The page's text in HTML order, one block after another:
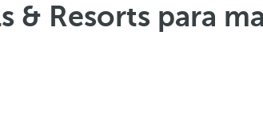
& Resorts para